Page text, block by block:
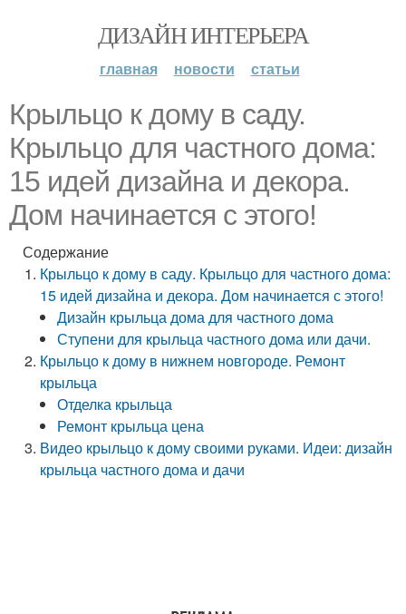
ДИЗАЙН ИНТЕРЬЕРА
главная новости статьи
Крыльцо к дому в саду.
Крыльцо для частного дома:
15 идей дизайна и декора.
Дом начинается с этого!
Содержание
Крыльцо к дому в саду. Крыльцо для частного дома:
15 идей дизайна и декора. Дом начинается с этого!
Дизайн крыльца дома для частного дома
Ступени для крыльца частного дома или дачи.
Крыльцо к дому в нижнем новгороде. Ремонт
крыльца
Отделка крыльца
Ремонт крыльца цена
Видео крыльцо к дому своими руками. Идеи: дизайн
крыльца частного дома и дачи